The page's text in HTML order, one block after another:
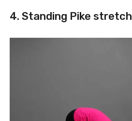
4. Standing Pike stretch